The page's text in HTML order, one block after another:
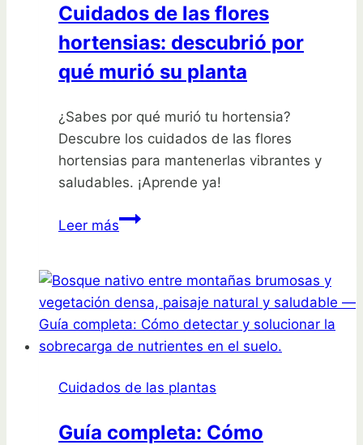
su
anturio
Cuidados de las flores
hortensias: descubrió por
qué murió su planta
¿Sabes por qué murió tu hortensia?
Descubre los cuidados de las flores
hortensias para mantenerlas vibrantes y
saludables. ¡Aprende ya!
Leer másCuidados
flores
hortensias:
descubrió
por
murió
planta
Cuidados de las plantas
Guía completa: Cómo